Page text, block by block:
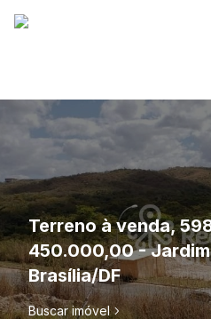
Terreno à venda,
450.000,00 -
Brasília/DF
Buscar imóvel